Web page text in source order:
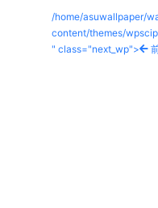
/home/asuwallpaper/
content/themes/
" class="next_wp">